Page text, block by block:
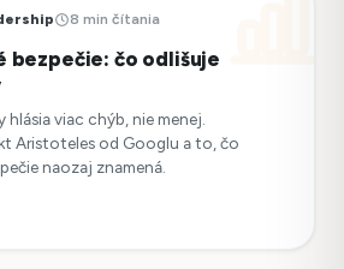
8 min čítania
bezpečie: čo odlišuje
hlásia viac chýb, nie menej.
Aristoteles od Googlu a to, čo
naozaj znamená.